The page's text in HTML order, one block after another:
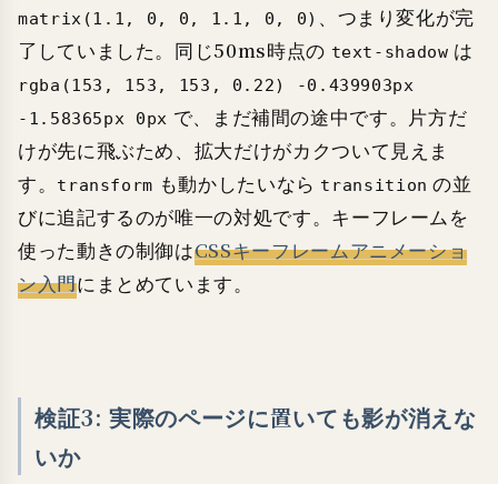
matrix(1.1, 0, 0, 1.1, 0, 0) 、つまり変化が完
了していました。同じ50ms時点の text-shadow は
rgba(153, 153, 153, 0.22) -0.439903px
-1.58365px 0px で、まだ補間の途中です。片方だ
けが先に飛ぶため、拡大だけがカクついて見えま
す。
transform も動かしたいなら transition の並
びに追記するのが唯一の対処です。キーフレームを
使った動きの制御はCSSキーフレームアニメーショ
ン入門にまとめています。
検証3: 実際のページに置いても影が消えな
いか